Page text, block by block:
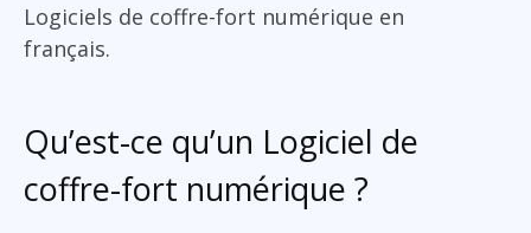
Logiciels de coffre-fort numérique en
français.
Qu’est-ce qu’un Logiciel de
coffre-fort numérique ?